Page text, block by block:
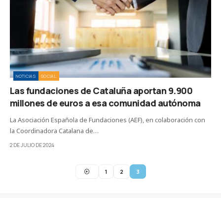
NOTICIAS SOCIAL
Las fundaciones de Cataluña aportan 9.900
millones de euros a esa comunidad autónoma
La Asociación Española de Fundaciones (AEF), en colaboración con
la Coordinadora Catalana de…
2 DE JULIO DE 2024
1 2 3